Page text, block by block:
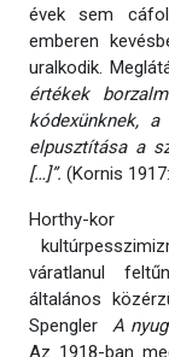
évek sem
emberen
uralkodik.
értékek
kódexünknek,
elpusztítása a
[…]”. (Kornis
Horthy-kor
váratlanul
általános
Spengler A
Az 1918-ban